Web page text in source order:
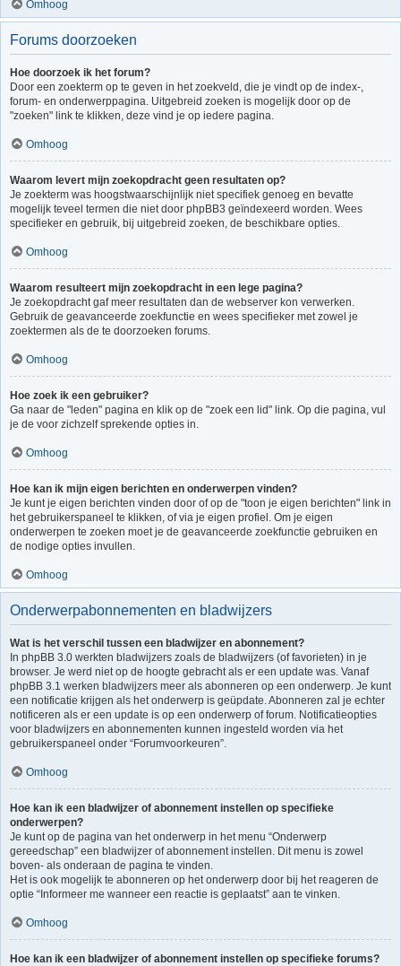
Omhoog
Forums doorzoeken
Hoe doorzoek ik het forum?
Door een zoekterm op te geven in het zoekveld, die je vindt op de index-,
forum- en onderwerppagina. Uitgebreid zoeken is mogelijk door op de
"zoeken" link te klikken, deze vind je op iedere pagina.
Omhoog
Waarom levert mijn zoekopdracht geen resultaten op?
Je zoekterm was hoogstwaarschijnlijk niet specifiek genoeg en bevatte
mogelijk teveel termen die niet door phpBB3 geïndexeerd worden. Wees
specifieker en gebruik, bij uitgebreid zoeken, de beschikbare opties.
Omhoog
Waarom resulteert mijn zoekopdracht in een lege pagina?
Je zoekopdracht gaf meer resultaten dan de webserver kon verwerken.
Gebruik de geavanceerde zoekfunctie en wees specifieker met zowel je
zoektermen als de te doorzoeken forums.
Omhoog
Hoe zoek ik een gebruiker?
Ga naar de "leden" pagina en klik op de "zoek een lid" link. Op die pagina, vul
je de voor zichzelf sprekende opties in.
Omhoog
Hoe kan ik mijn eigen berichten en onderwerpen vinden?
Je kunt je eigen berichten vinden door of op de "toon je eigen berichten" link in
het gebruikerspaneel te klikken, of via je eigen profiel. Om je eigen
onderwerpen te zoeken moet je de geavanceerde zoekfunctie gebruiken en
de nodige opties invullen.
Omhoog
Onderwerpabonnementen en bladwijzers
Wat is het verschil tussen een bladwijzer en abonnement?
In phpBB 3.0 werkten bladwijzers zoals de bladwijzers (of favorieten) in je
browser. Je werd niet op de hoogte gebracht als er een update was. Vanaf
phpBB 3.1 werken bladwijzers meer als abonneren op een onderwerp. Je kunt
een notificatie krijgen als het onderwerp is geüpdate. Abonneren zal je echter
notificeren als er een update is op een onderwerp of forum. Notificatieopties
voor bladwijzers en abonnementen kunnen ingesteld worden via het
gebruikerspaneel onder “Forumvoorkeuren”.
Omhoog
Hoe kan ik een bladwijzer of abonnement instellen op specifieke
onderwerpen?
Je kunt op de pagina van het onderwerp in het menu “Onderwerp
gereedschap” een bladwijzer of abonnement instellen. Dit menu is zowel
boven- als onderaan de pagina te vinden.
Het is ook mogelijk te abonneren op het onderwerp door bij het reageren de
optie “Informeer me wanneer een reactie is geplaatst” aan te vinken.
Omhoog
Hoe kan ik een bladwijzer of abonnement instellen op specifieke forums?